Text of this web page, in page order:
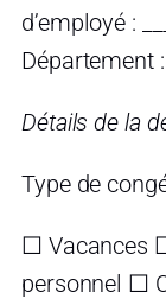
d’employé :
Département :
Détails de la
Type de
☐ Vacances
personnel ☐